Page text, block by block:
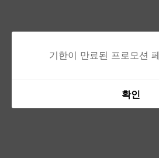
기한이 만료된 프로모션
확인